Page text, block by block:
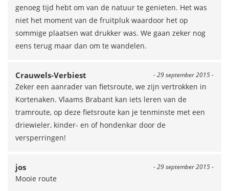
genoeg tijd hebt om van de natuur te genieten. Het was
niet het moment van de fruitpluk waardoor het op
sommige plaatsen wat drukker was. We gaan zeker nog
eens terug maar dan om te wandelen.
- 29 september 2015 -
Crauwels-Verbiest
Zeker een aanrader van fietsroute, we zijn vertrokken in
Kortenaken. Vlaams Brabant kan iets leren van de
tramroute, op deze fietsroute kan je tenminste met een
driewieler, kinder- en of hondenkar door de
versperringen!
- 29 september 2015 -
jos
Mooie route